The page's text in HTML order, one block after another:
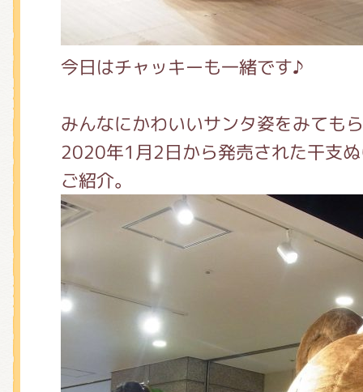
今日はチャッキーも一緒です♪
みんなにかわいいサンタ姿をみても
2020年1月2日から発売された干支
ご紹介。